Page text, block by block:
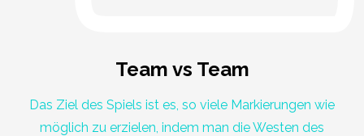
Team vs Team
Das Ziel des Spiels ist es, so viele Markierungen wie
möglich zu erzielen, indem man die Westen des